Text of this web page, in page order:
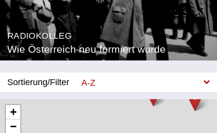
RADIOKOLLEG
Wie Österreich neu formiert wurde
Sortierung/Filter
A-Z
+
−